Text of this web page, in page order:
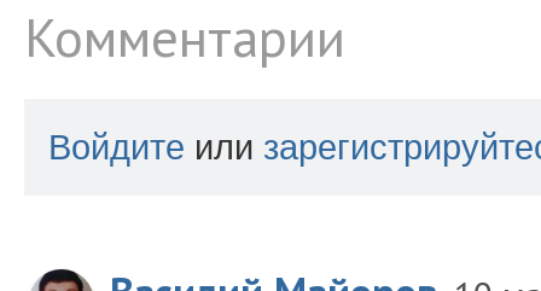
Комментарии
Войдите или